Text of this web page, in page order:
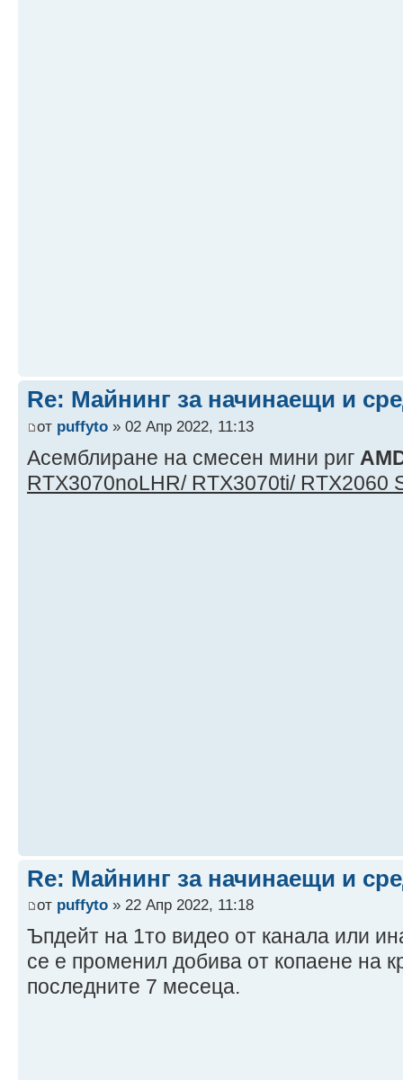
Re: Майнинг за начинаещи и
от puffyto » 02 Апр 2022, 11:13
Асемблиране нa смесен мини риг
RTX3070noLHR/ RTX3070ti/ RTX2060
Re: Майнинг за начинаещи и
от puffyto » 22 Апр 2022, 11:18
Ъпдейт на 1то видео от канала или
се е променил добива от копаене на
последните 7 месеца.